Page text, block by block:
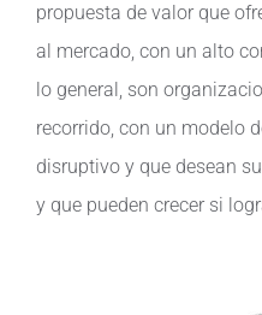
propuesta de valor que
al mercado, con un alto
lo general, son
recorrido, con un modelo
disruptivo y que desean
y que pueden crecer si